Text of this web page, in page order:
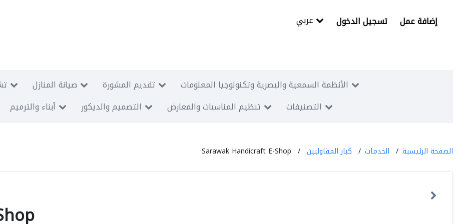
تسجيل الدخول إضافة عمل
صيانة المنازل تقديم المشورة
الأنظمة السمعية والبصرية وتكنولوجيا المعلومات
أبناء والترميم التصميم والديكور تنظيم المناسبات والمعارض التصنيفات
الصفحة الرئيسية الخدمات كبار المقاوليين Sarawak Handicraft E-Shop